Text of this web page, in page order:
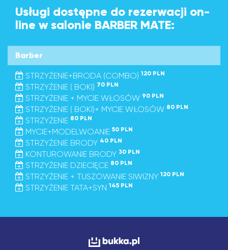
Usługi dostępne do rezerwacji on-
line w salonie BARBER MATE:
Barber
STRZYŻENIE+BRODA (COMBO) 120 PLN
STRZYŻENIE ( BOKI) 70 PLN
STRZYŻENIE + MYCIE WŁOSÓW 90 PLN
STRZYŻENIE ( BOKI)+ MYCIE WŁOSÓW 80 PLN
STRZYŻENIE 80 PLN
MYCIE+MODELWOANIE 50 PLN
STRZYŻENIE BRODY 40 PLN
KONTUROWANIE BRODY 30 PLN
STRZYŻENIE DZIECIĘCE 80 PLN
STRZYŻENIE + TUSZOWANIE SIWIZNY 120 PLN
STRZYŻENIE TATA+SYN 145 PLN